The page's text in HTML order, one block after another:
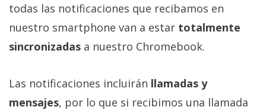
todas las notificaciones que recibamos en
nuestro smartphone van a estar totalmente
sincronizadas a nuestro Chromebook.
Las notificaciones incluirán llamadas y
mensajes, por lo que si recibimos una llamada